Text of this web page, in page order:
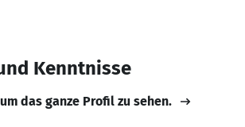
Kenntnisse
das ganze Profil zu sehen.